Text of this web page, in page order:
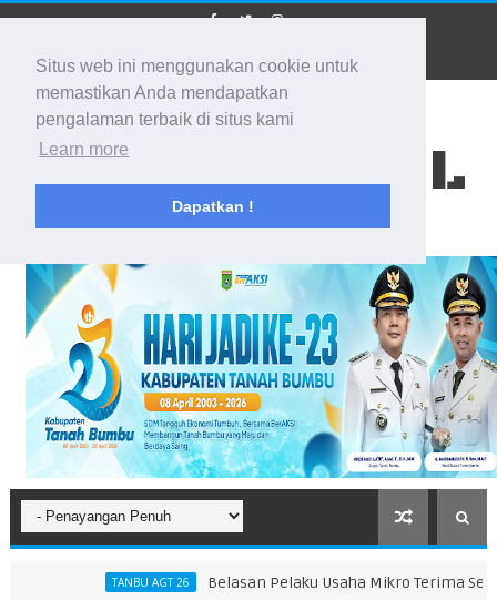
Situs web ini menggunakan cookie untuk
memastikan Anda mendapatkan
pengalaman terbaik di situs kami
Learn more
Dapatkan !
BIDIK KALSEL
Membidik Ke Segala Arah
TANBU AGT 26 Belasan Pelaku Usaha Mikro Terima Sertifikat